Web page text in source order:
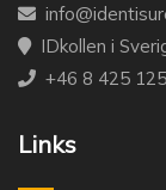
IDkollen i
+46 8 425
Links